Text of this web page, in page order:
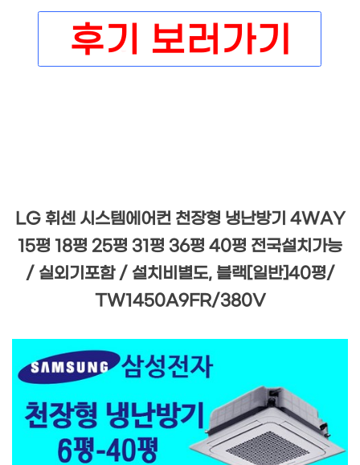
LG 휘센 시스템에어컨 천장형 냉난방기 4WAY
15평 18평 25평 31평 36평 40평 전국설치가능
/ 실외기포함 / 설치비별도, 블랙[일반]40평/
TW1450A9FR/380V